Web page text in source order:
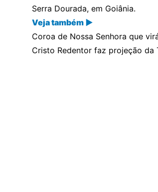
Serra Dourada, em Goiânia.
Veja também ▶
Coroa de Nossa Senhora que
Cristo Redentor faz projeção da